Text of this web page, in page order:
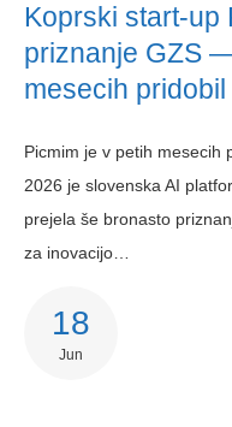
Koprski start-up
priznanje GZS
mesecih
Picmim je v petih mesecih
2026 je slovenska AI
prejela še bronasto
za inovacijo…
18
Jun